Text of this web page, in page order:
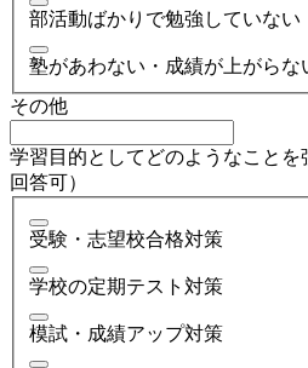
部活動ばかりで勉強していない
塾があわない・成績が上がらな
その他
学習目的としてどのようなこと
回答可）
受験・志望校合格対策
学校の定期テスト対策
模試・成績アップ対策